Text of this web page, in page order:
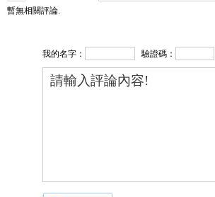
暫無相關評論.
我的名字： 驗證碼：